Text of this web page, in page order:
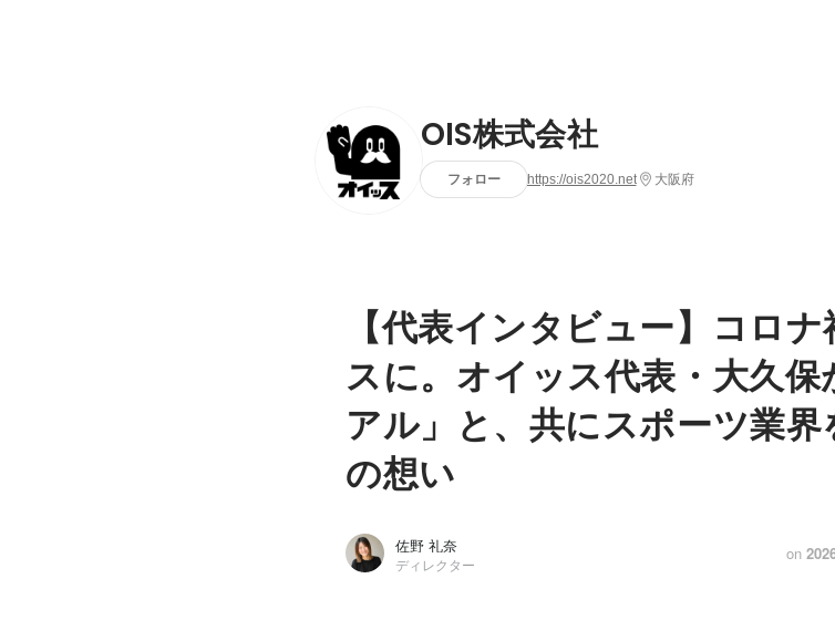
OIS株式会社
フォロー https://ois2020.net 大阪府
【代表インタビュー】コロ
スに。オイッス代表・大久保
アル」と、共にスポーツ業
の想い
佐野 礼奈
ディレクター
on